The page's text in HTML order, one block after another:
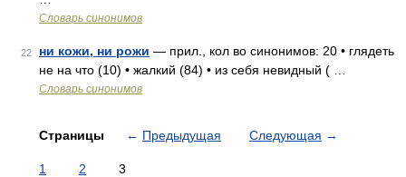
Словарь синонимов
22 ни кожи, ни рожи — прил., кол во синонимов: 20 • глядеть
не на что (10) • жалкий (84) • из себя невидный ( …
Словарь синонимов
Страницы ← Предыдущая Следующая →
1 2 3